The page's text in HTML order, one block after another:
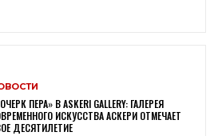
ПЕРА» В ASKERI GALLERY: ГАЛЕРЕЯ
ИСКУССТВА АСКЕРИ ОТМЕЧАЕТ
ДЕСЯТИЛЕТИЕ